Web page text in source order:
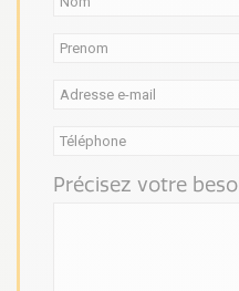
Précisez votre